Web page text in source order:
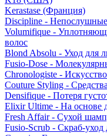
Kerastase (Франция)
Discipline -
Volumifique -
волос
Blond Absolu - Уход для
Fusio-Dose -
Chronologiste -
Couture Styling -
Densifique - Потеря
Elixir Ultime - На основе
Fresh Affair - Сухой
Fusio-Scrub - Скраб-